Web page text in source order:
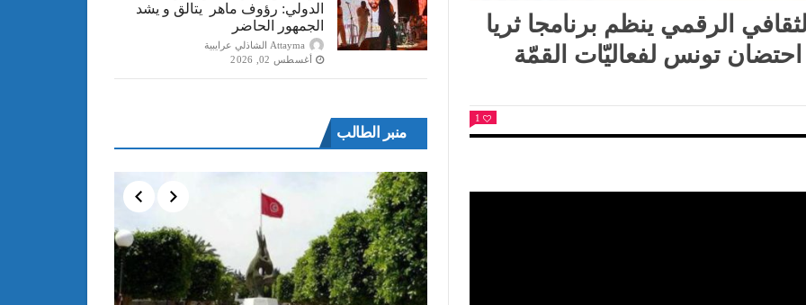
الرقمي ينظم برنامجا ثريا
تونس لفعاليّات القمّة
1
الدولي: رؤوف ماهر يتالق و يشد
الجمهور الحاضر
Attayma الشاذلي عرايبية
أغسطس 02, 2026
منبر الطالب